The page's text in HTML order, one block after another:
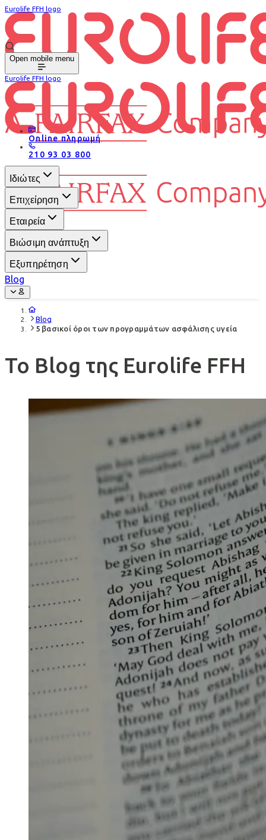
Eurolife FFH logo
Open mobile menu
Eurolife FFH logo
Online πληρωμή
210 93 03 800
Ιδιώτες
Επιχείρηση
Εταιρεία
Βιώσιμη ανάπτυξη
Εξυπηρέτηση
Blog
Blog
5 βασικοί όροι των προγραμμάτων ασφάλισης υγεία
Το Blog της Eurolife FFH